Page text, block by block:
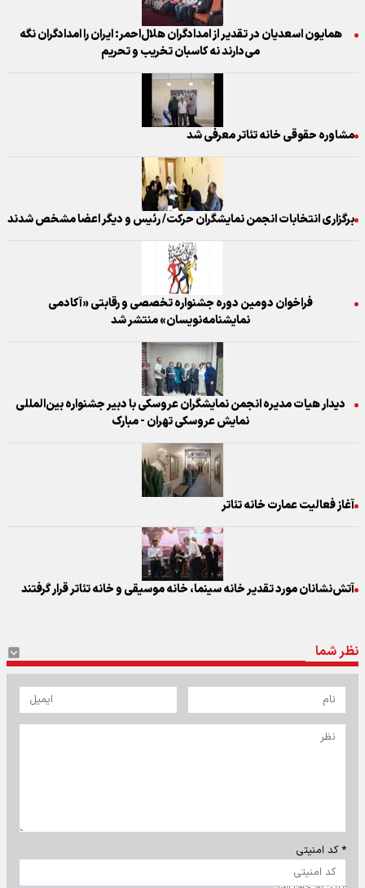
همایون اسعدیان در تقدیر از امدادگران هلال‌احمر: ایران را امدادگران نگه
می‌دارند نه کاسبان تخریب و تحریم
مشاوره حقوقی خانه تئاتر معرفی شد
برگزاری انتخابات انجمن نمایشگران حرکت/ رئیس و دیگر اعضا مشخص شدند
فراخوان دومین دوره جشنواره تخصصی و رقابتی «آکادمی
نمایشنامه‌نویسان» منتشر شد
دیدار هیات مدیره انجمن نمایشگران عروسکی با دبیر جشنواره بین‌المللی
نمایش عروسکی تهران - مبارک
آغاز فعالیت عمارت خانه تئاتر
آتش‌نشانان مورد تقدیر خانه سینما، خانه موسیقی و خانه تئاتر قرار گرفتند
نظر شما
* کد امنیتی